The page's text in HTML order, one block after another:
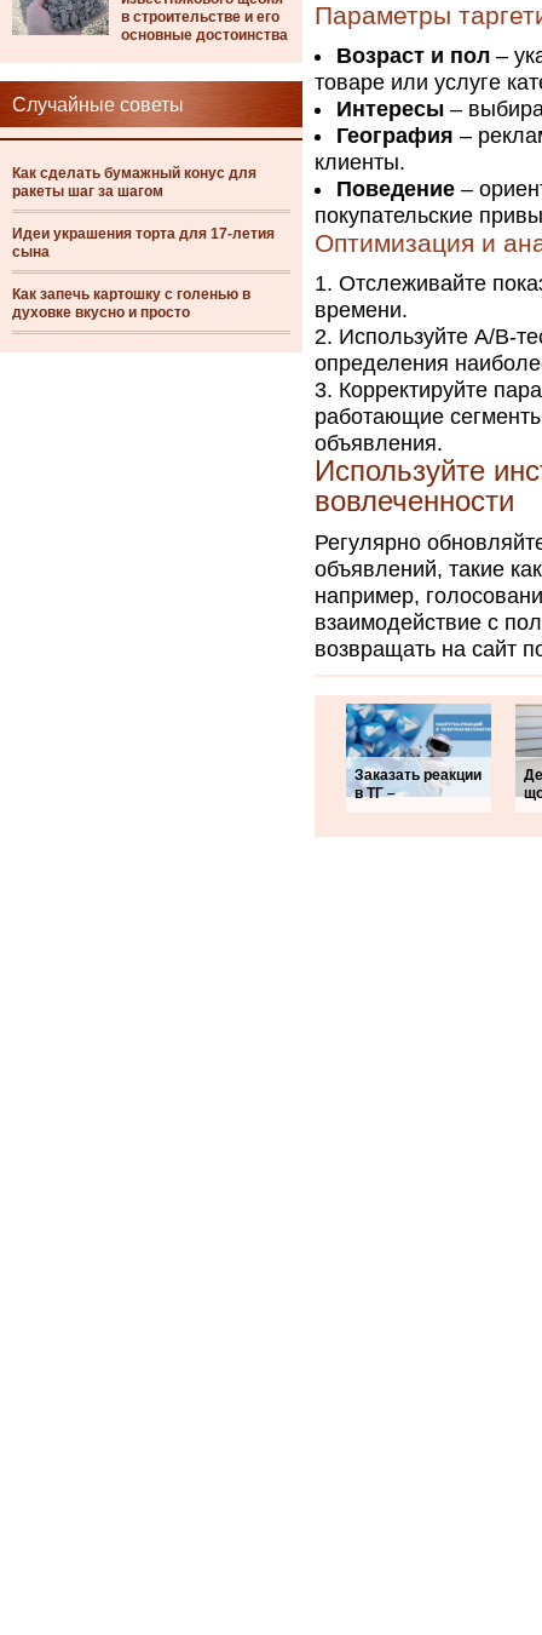
в строительстве и его
основные достоинства
Случайные советы
Как сделать бумажный конус для
ракеты шаг за шагом
Идеи украшения торта для 17-летия
сына
Как запечь картошку с голенью в
духовке вкусно и просто
Параметры
Возраст и пол –
товаре или услуге
Интересы –
География –
клиенты.
Поведение –
покупательские
Оптимизация и
Отслеживайте
времени.
Используйте A/B-
определения
Корректируйте
работающие
объявления.
Используйте
вовлеченности
Регулярно
объявлений, такие
например,
взаимодействие с
возвращать на сайт
Заказать реакции
в ТГ –